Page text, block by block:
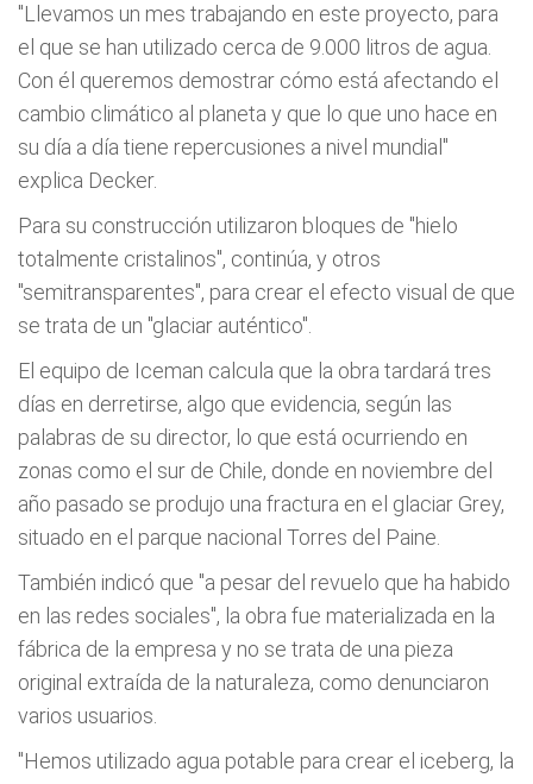
"Llevamos un mes trabajando en este proyecto, para
el que se han utilizado cerca de 9.000 litros de agua.
Con él queremos demostrar cómo está afectando el
cambio climático al planeta y que lo que uno hace en
su día a día tiene repercusiones a nivel mundial"
explica Decker.
Para su construcción utilizaron bloques de "hielo
totalmente cristalinos", continúa, y otros
"semitransparentes", para crear el efecto visual de que
se trata de un "glaciar auténtico".
El equipo de Iceman calcula que la obra tardará tres
días en derretirse, algo que evidencia, según las
palabras de su director, lo que está ocurriendo en
zonas como el sur de Chile, donde en noviembre del
año pasado se produjo una fractura en el glaciar Grey,
situado en el parque nacional Torres del Paine.
También indicó que "a pesar del revuelo que ha habido
en las redes sociales", la obra fue materializada en la
fábrica de la empresa y no se trata de una pieza
original extraída de la naturaleza, como denunciaron
varios usuarios.
"Hemos utilizado agua potable para crear el iceberg, la